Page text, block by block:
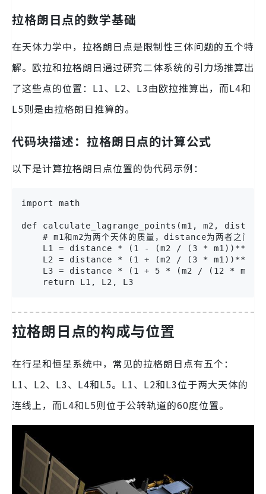
拉格朗日点的数学基础
在天体力学中，拉格朗日点是限制性三体问题的五个特
解。欧拉和拉格朗日通过研究二体系统的引力场推算出
了这些点的位置：L1、L2、L3由欧拉推算出，而L4和
L5则是由拉格朗日推算的。
代码块描述：拉格朗日点的计算公式
以下是计算拉格朗日点位置的伪代码示例：
import math
def calculate_lagrange_points(m1, m2,
# m1和m2为两个天体的质量，distance为两者之间的
L1 = distance * (1 - (m2 / (3 * m1))**(1/
L2 = distance * (1 + (m2 / (3 * m1))**(1/
L3 = distance * (1 + 5 * (m2 / (12 *
    return L1, L2, L3
拉格朗日点的构成与位置
在行星和恒星系统中，常见的拉格朗日点有五个：
L1、L2、L3、L4和L5。L1、L2和L3位于两大天体的
连线上，而L4和L5则位于公转轨道的60度位置。